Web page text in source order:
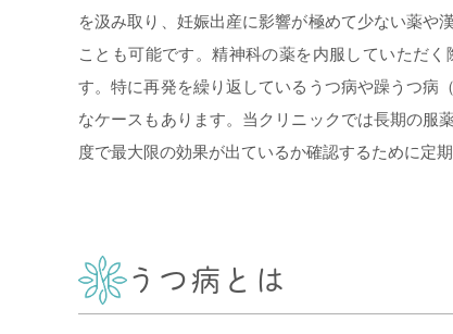
を汲み取り、妊娠出産に影響が極めて少ない薬や
ことも可能です。精神科の薬を内服していただ
す。特に再発を繰り返しているうつ病や躁うつ病
なケースもあります。当クリニックでは長期の服
度で最大限の効果が出ているか確認するために定
うつ病とは